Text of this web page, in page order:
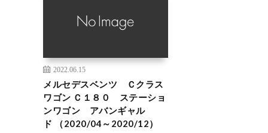
2022.06.15
メルセデスベンツ Ｃクラス
ワゴン Ｃ１８０ ステーショ
ンワゴン アバンギャル
ド （2020/04～2020/12）